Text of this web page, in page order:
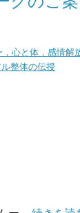
心と体，感情
整体の伝授